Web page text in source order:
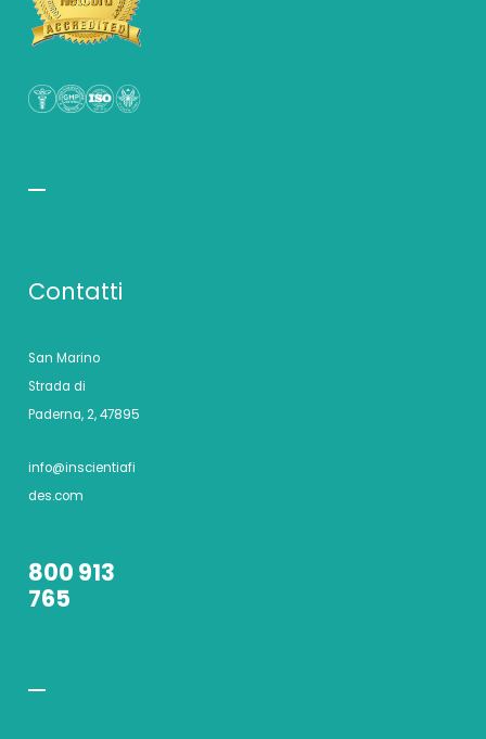
Contatti
San Marino
Strada di
Paderna, 2, 47895
info@inscientiafi
des.com
800 913
765